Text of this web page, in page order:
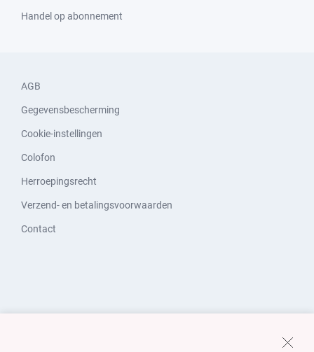
Handel op abonnement
AGB
Gegevensbescherming
Cookie-instellingen
Colofon
Herroepingsrecht
Verzend- en betalingsvoorwaarden
Contact